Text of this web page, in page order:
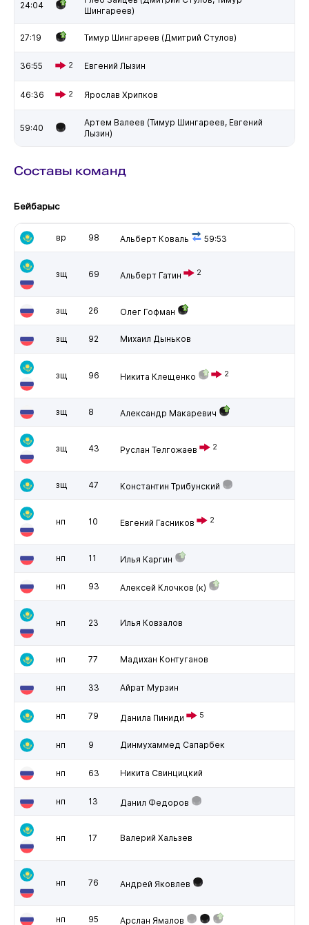
24:04
Шингареев)
27:19 Тимур Шингареев (Дмитрий Стулов)
36:55 2 Евгений Лызин
46:36 2 Ярослав Хрипков
59:40
Артем Валеев (Тимур Шингареев, Евгений
Лызин)
Составы команд
Бейбарыс
вр 98 Альберт Коваль 59:53
зщ 69 Альберт Гатин 2
зщ 26 Олег Гофман
зщ 92 Михаил Дыньков
зщ 96 Никита Клещенко 2
зщ 8 Александр Макаревич
зщ 43 Руслан Телгожаев 2
зщ 47 Константин Трибунский
нп 10 Евгений Гасников 2
нп 11 Илья Каргин
нп 93 Алексей Клочков (к)
нп 23 Илья Ковзалов
нп 77 Мадихан Контуганов
нп 33 Айрат Мурзин
нп 79 Данила Пиниди 5
нп 9 Динмухаммед Сапарбек
нп 63 Никита Свинцицкий
нп 13 Данил Федоров
нп 17 Валерий Хальзев
нп 76 Андрей Яковлев
нп 95 Арслан Ямалов